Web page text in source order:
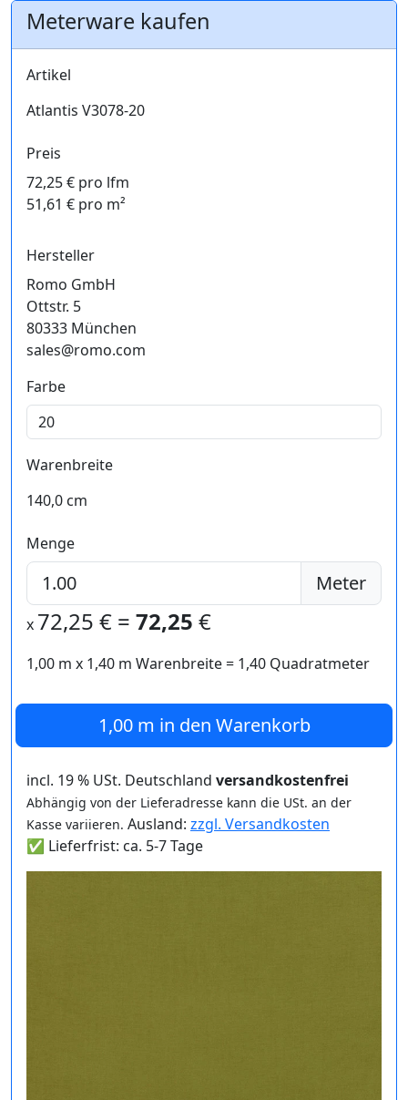
Meterware kaufen
Artikel
Atlantis V3078-20
Preis
72,25 € pro lfm
51,61 € pro m²
Hersteller
Romo GmbH
Ottstr. 5
80333 München
sales@romo.com
Farbe
Warenbreite
140,0 cm
Menge
Meter
x 72,25 € = 72,25 €
1,00 m x 1,40 m Warenbreite = 1,40 Quadratmeter
1,00 m in den Warenkorb
incl. 19 % USt. Deutschland versandkostenfrei
Abhängig von der Lieferadresse kann die USt. an der
Kasse variieren. Ausland: zzgl. Versandkosten
✅ Lieferfrist: ca. 5-7 Tage